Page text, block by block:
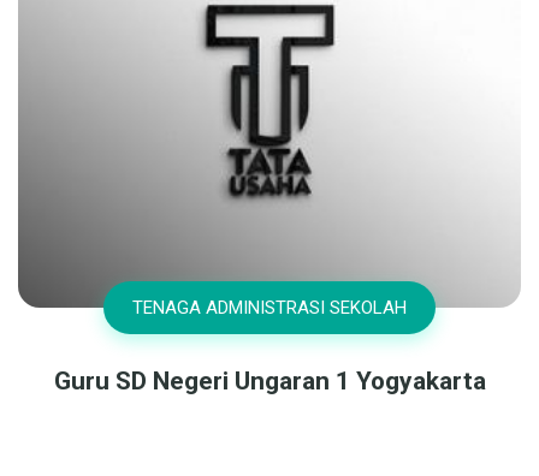
TENAGA ADMINISTRASI SEKOLAH
Guru SD Negeri Ungaran 1 Yogyakarta